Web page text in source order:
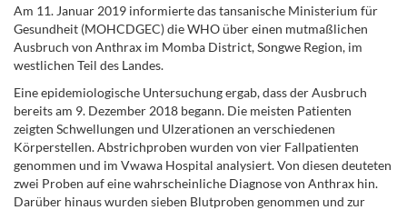
Am 11. Januar 2019 informierte das tansanische Ministerium für
Gesundheit (MOHCDGEC) die WHO über einen mutmaßlichen
Ausbruch von Anthrax im Momba District, Songwe Region, im
westlichen Teil des Landes.
Eine epidemiologische Untersuchung ergab, dass der Ausbruch
bereits am 9. Dezember 2018 begann. Die meisten Patienten
zeigten Schwellungen und Ulzerationen an verschiedenen
Körperstellen. Abstrichproben wurden von vier Fallpatienten
genommen und im Vwawa Hospital analysiert. Von diesen deuteten
zwei Proben auf eine wahrscheinliche Diagnose von Anthrax hin.
Darüber hinaus wurden sieben Blutproben genommen und zur